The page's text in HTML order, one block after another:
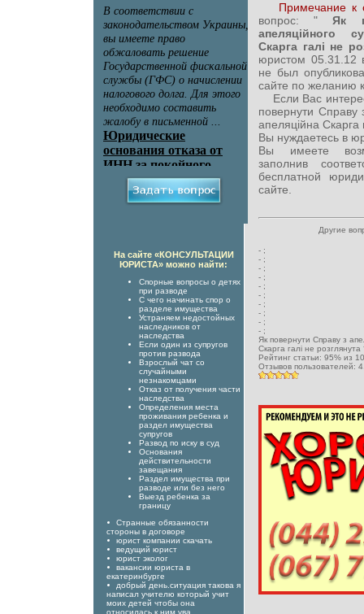
Примечание к
вопрос: " Як
апеляційного
Скарга галі не
юристом
не был
сайте по желанию
Если Вас
повернути Справу
апеляційна Скарга
Вы нуждаетесь в
Вы имеете
заполнив
бесплатной
сайте.
Другие
- ;
- ;
- ;
- ;
- ;
- ;
- ;
- ;
- ;
- ;
Як повернути Справу з
Скарга галі не
Рейтинг статьи: 95% из
Отзывов пользователей: 4
На сайте «КОНСУЛЬТАЦИИ
ЮРИСТА» можно найти:
Спорные вопросы о детях
при разводе
С чего начинать спор о
разделе имущества
Устраняем недостойных
наследников от
наследства
Если один из супругов
против развода
Взрослый чат со
случайными
незнакомцами
Отказ от получения части
наследства
Определения места
проживания ребенка и
раздел имущества
супругов
Развод по иску в суд
Основания
действительности
завещания
Раздел имущества при
разводе или без него
Выезд ребенка за
границу
Странные обязанности
стороны в договоре
юрист компании скачать
ведущий юрист
юрист эколог
вакансии юриста в
екатеринбурге
добрый день.ситуация такова я
написал учителю который учит
моих детей чтобы она
относилась к ним ува...